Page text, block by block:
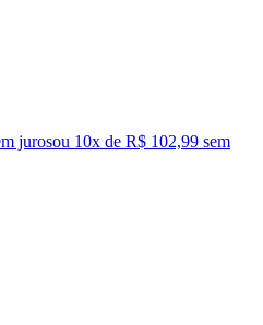
jurosou 10x de R$ 102,99 sem